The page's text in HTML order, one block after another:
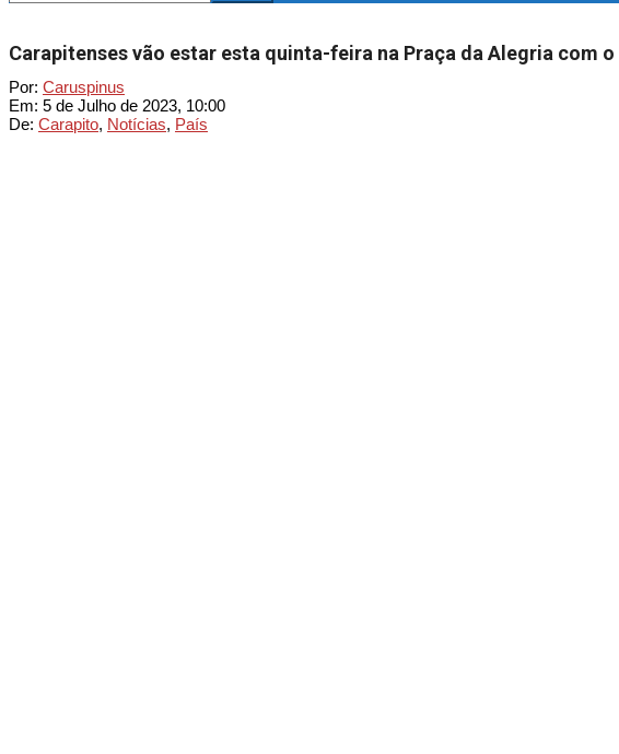
Carapitenses vão estar esta quinta-feira na Praça da Alegria com
Por: Caruspinus
Em: 5 de Julho de 2023, 10:00
De: Carapito, Notícias, País